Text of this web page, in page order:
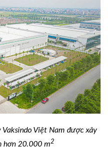
Việt Nam được xây
hơn 20.000 m2